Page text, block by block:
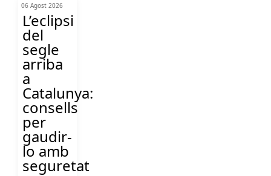
06 Agost 2026
L’eclipsi
del
segle
arriba
a
Catalunya:
consells
per
gaudir-
lo amb
seguretat